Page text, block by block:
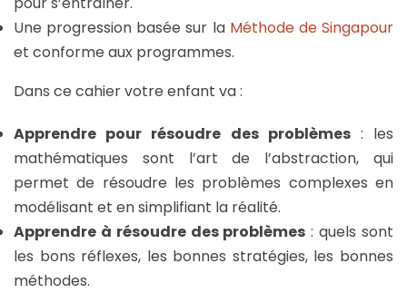
Une progression basée sur la Méthode de Singapour
et conforme aux programmes.
Dans ce cahier votre enfant va :
Apprendre pour résoudre des problèmes: les
mathématiques sont l’art de l’abstraction, qui
permet de résoudre les problèmes complexes en
modélisant et en simplifiant la réalité.
Apprendre à résoudre des problèmes : quels sont
les bons réflexes, les bonnes stratégies, les bonnes
méthodes.